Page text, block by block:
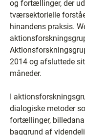
og fortællinger, der
tværsektorielle
hinandens praksis.
2014 og afsluttede
måneder.
I
dialogiske metoder
fortællinger,
baggrund af